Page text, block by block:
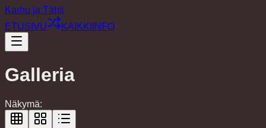
Karhu ja Tähti
ETUSIVU
KAIKKI INFO
Galleria
Näkymä: